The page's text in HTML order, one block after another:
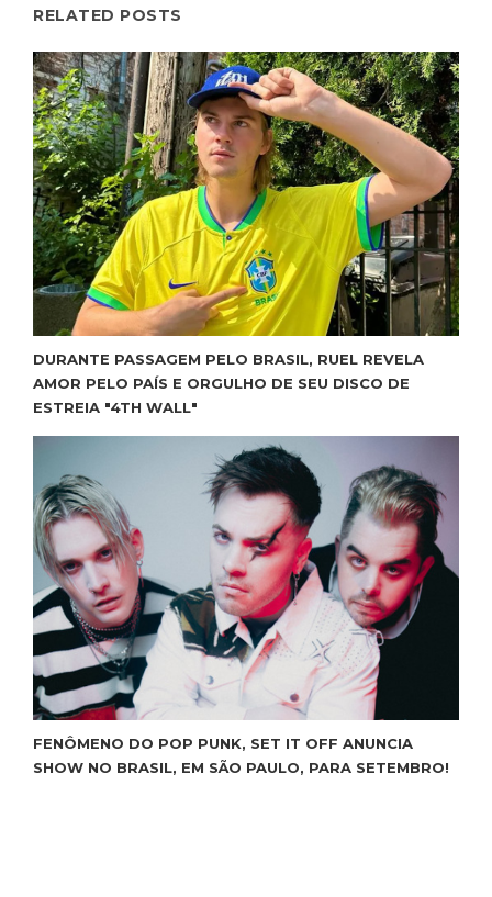
RELATED POSTS
DURANTE PASSAGEM PELO BRASIL, RUEL REVELA
AMOR PELO PAÍS E ORGULHO DE SEU DISCO DE
ESTREIA "4TH WALL"
FENÔMENO DO POP PUNK, SET IT OFF ANUNCIA
SHOW NO BRASIL, EM SÃO PAULO, PARA SETEMBRO!